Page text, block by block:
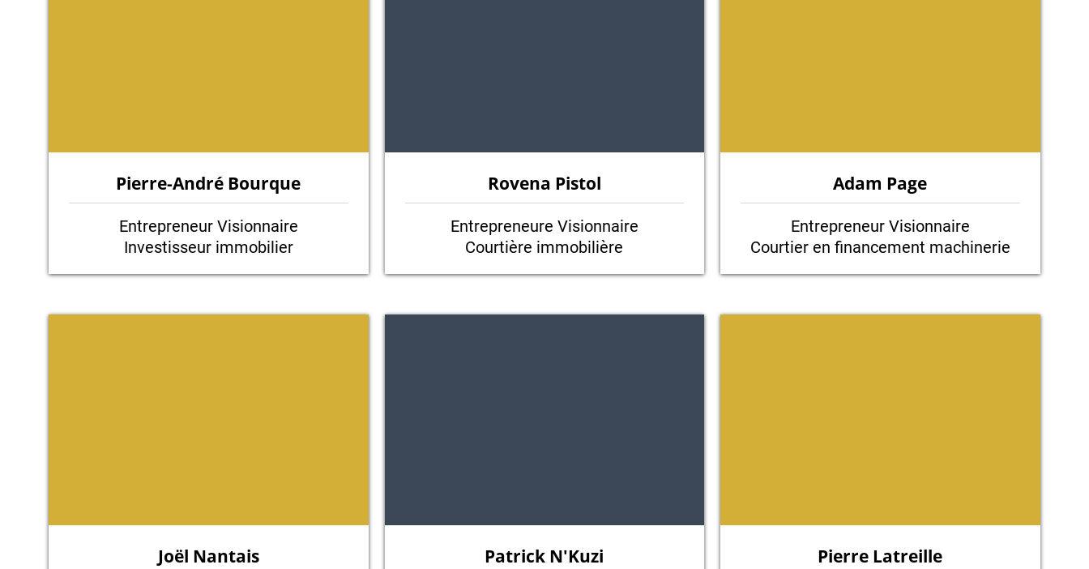
Pierre-André Bourque
Entrepreneur Visionnaire
Investisseur immobilier
Rovena Pistol
Entrepreneure Visionnaire
Courtière immobilière
Adam Page
Entrepreneur Visionnaire
Courtier en financement machinerie
Joël Nantais Patrick N'Kuzi Pierre Latreille